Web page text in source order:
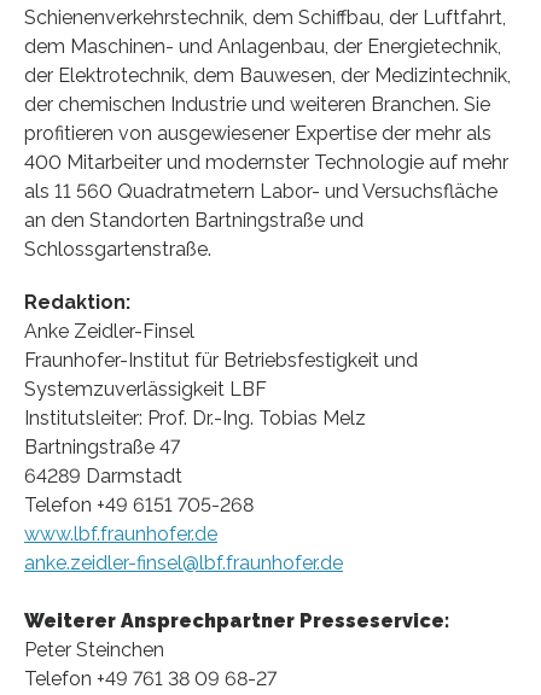
Schienenverkehrstechnik, dem Schiffbau, der Luftfahrt,
dem Maschinen- und Anlagenbau, der Energietechnik,
der Elektrotechnik, dem Bauwesen, der Medizintechnik,
der chemischen Industrie und weiteren Branchen. Sie
profitieren von ausgewiesener Expertise der mehr als
400 Mitarbeiter und modernster Technologie auf mehr
als 11 560 Quadratmetern Labor- und Versuchsfläche
an den Standorten Bartningstraße und
Schlossgartenstraße.
Redaktion:
Anke Zeidler-Finsel
Fraunhofer-Institut für Betriebsfestigkeit und
Systemzuverlässigkeit LBF
Institutsleiter: Prof. Dr.-Ing. Tobias Melz
Bartningstraße 47
64289 Darmstadt
Telefon +49 6151 705-268
www.lbf.fraunhofer.de
anke.zeidler-finsel@lbf.fraunhofer.de
Weiterer Ansprechpartner Presseservice:
Peter Steinchen
Telefon +49 761 38 09 68-27